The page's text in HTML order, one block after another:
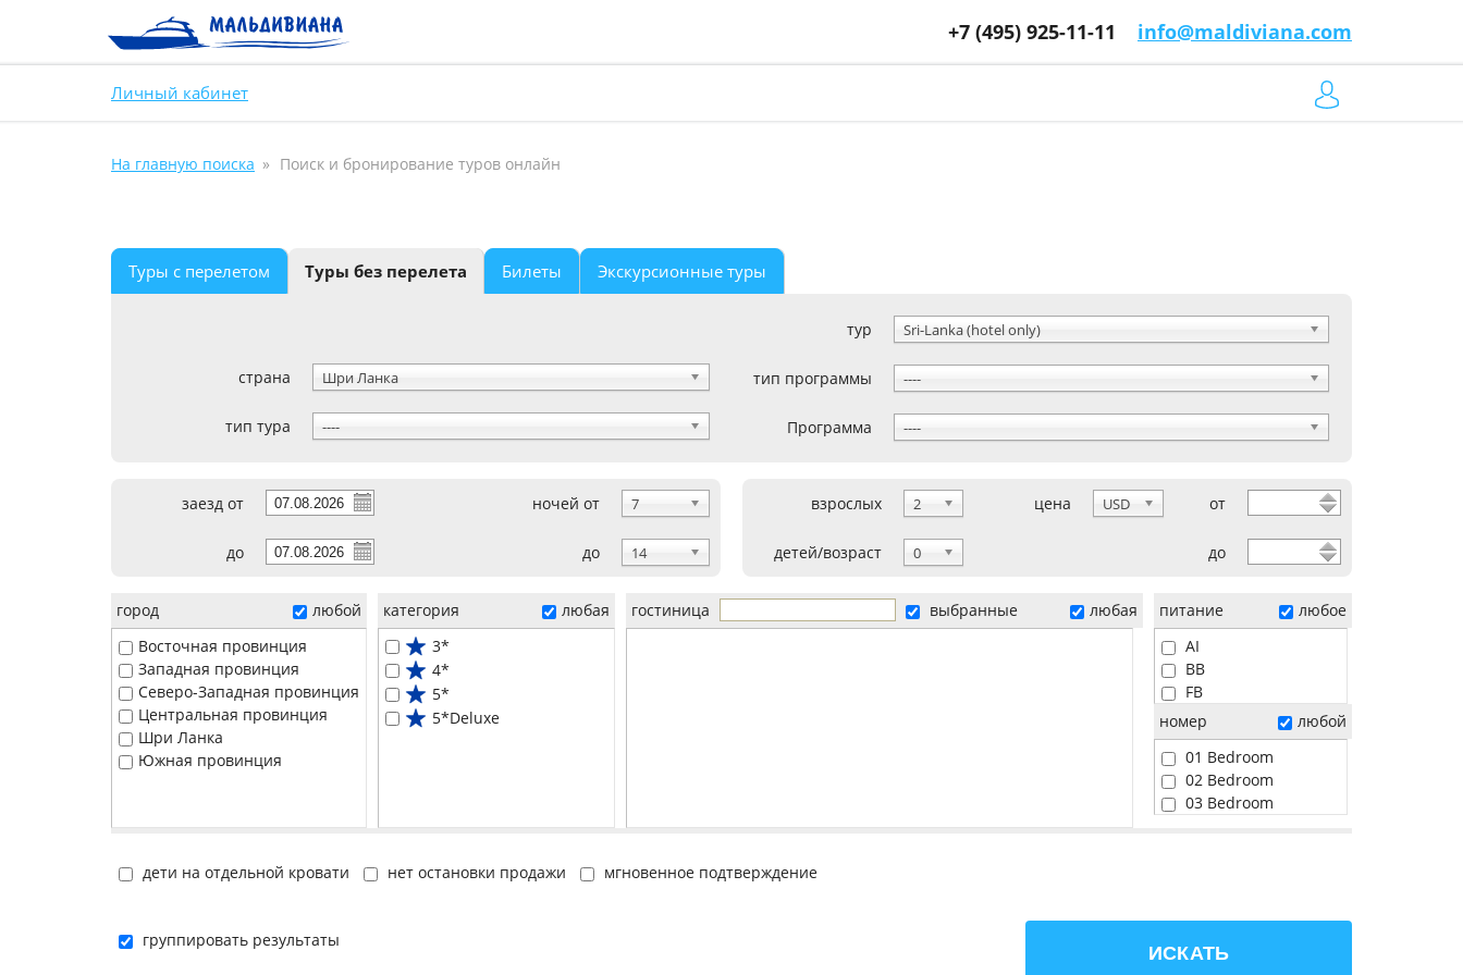
+7 (495) 925-11-11 info@maldiviana.com
Личный кабинет
На главную поиска Поиск и бронирование туров онлайн
Туры с перелетом Туры без перелета Билеты Экскурсионные туры
страна Шри Ланка
тип тура ----
тур Sri-Lanka (hotel only)
тип программы ----
Программа ----
заезд от ночей от 7
до до 14
взрослых 2 цена USD от
детей/возраст 0 до
город
любой
Восточная провинция
Западная провинция
Северо-Западная провинция
Центральная провинция
Шри Ланка
Южная провинция
категория
любая
3*
4*
5*
5*Deluxe
гостиница выбранные любая питание
любое
AI
BB
FB
HB
номер
любой
01 Bedroom
02 Bedroom
03 Bedroom
Pool
Water
дети на отдельной кровати нет остановки продажи мгновенное подтверждение
ИСКАТЬ
группировать результаты